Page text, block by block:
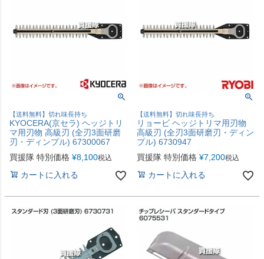
【送料無料】切れ味長持ち
KYOCERA(京セラ) ヘッジトリ
マ用刃物 高級刃 (全刃3面研磨
刃・ディンプル) 67300067
買援隊 特別価格 ¥8,100税込
カートに入れる
【送料無料】切れ味長持ち
リョービ ヘッジトリマ用刃物
高級刃 (全刃3面研磨刃・ディン
プル) 6730947
買援隊 特別価格 ¥7,200税込
カートに入れる